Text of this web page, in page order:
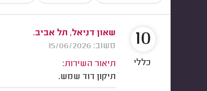
שאון דניאל, תל אביב.
משוב: 15/06/2026
תיאור השירות:
תיקון דוד שמש.
10
כללי